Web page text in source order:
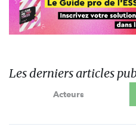
Les derniers articles
Acteurs